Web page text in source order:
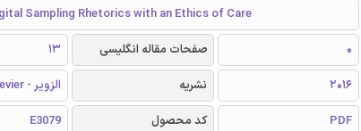
Sampling Rhetorics with an Ethics of Care
0 صفحات مقاله انگلیسی
13
2016 نشریه
الزویر - Elsevier
PDF کد محصول
E3079